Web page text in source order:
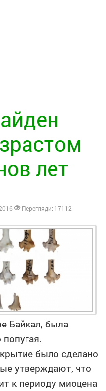
лет
Перегляди: 17112
Байкал, была
попугая.
было сделано
утверждают, что
к периоду миоцена